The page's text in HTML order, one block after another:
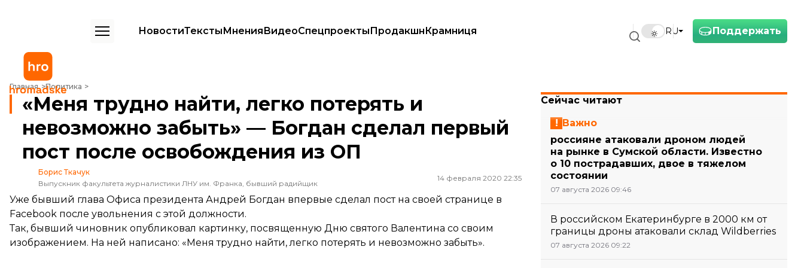
Поддержать
RU
НовостиТекстыМненияВидеоСпецпроектыПродакшнКрамниця
Главная Политика
«Меня трудно найти, легко потерять и невозможно забыть» — Богдан сделал первый пост после освобождения из ОП
«Меня трудно найти, легко потерять и
невозможно забыть» — Богдан сделал первый
пост после освобождения из ОП
Борис Ткачук
Выпускник факультета журналистики ЛНУ им. Франка, бывший радийщик
14 февраля 2020 22:35
Уже бывший глава Офиса президента Андрей Богдан впервые сделал пост на своей странице в
Facebook после увольнения с этой должности.
Так, бывший чиновник опубликовал картинку, посвященную Дню святого Валентина со своим
изображением. На ней написано: «Меня трудно найти, легко потерять и невозможно забыть».
Сейчас читают
Важно
россияне атаковали дроном людей
на рынке в Сумской области. Известно
о 10 пострадавших, двое в тяжелом
состоянии
07 августа 2026 09:46
В российском Екатеринбурге в 2000 км от
границы дроны атаковали склад Wildberries
07 августа 2026 09:22